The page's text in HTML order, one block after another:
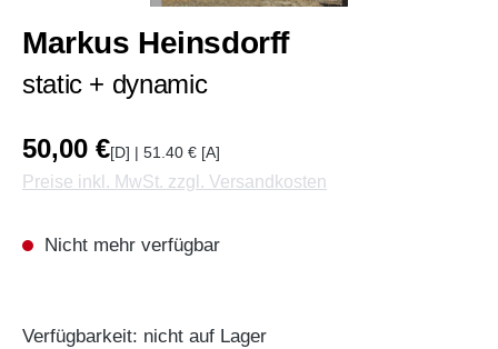
Markus Heinsdorff
static + dynamic
50,00 €[D] | 51.40 € [A]
Preise inkl. MwSt. zzgl. Versandkosten
Nicht mehr verfügbar
Verfügbarkeit: nicht auf Lager